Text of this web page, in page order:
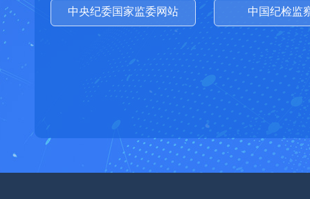
中央纪委国家监委网站 中国纪检监